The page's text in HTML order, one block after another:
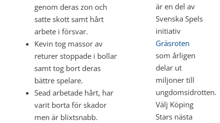
genom deras zon och
satte skott samt hårt
arbete i försvar.
Kevin tog massor av
returer stoppade i bollar
samt tog bort deras
bättre spelare.
Sead arbetade hårt, har
varit borta för skador
men är blixtsnabb.
är en del av
Svenska Spels
initiativ
Gräsroten
som årligen
delar ut
miljoner till
ungdomsidrotten.
Välj Köping
Stars nästa